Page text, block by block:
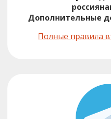
Дополнительные
Полные правила